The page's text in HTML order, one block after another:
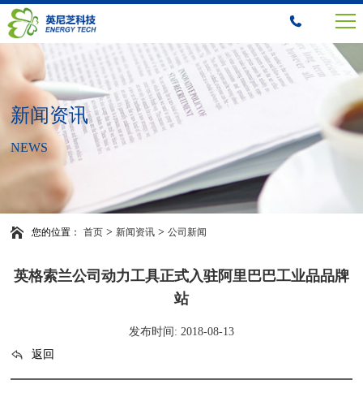
新闻资讯
NEWS
您的位置： 首页 >新闻资讯 >公司新闻
英格索兰公司动力工具正式入驻阿里巴巴工业品品牌
站
发布时间: 2018-08-13
返回